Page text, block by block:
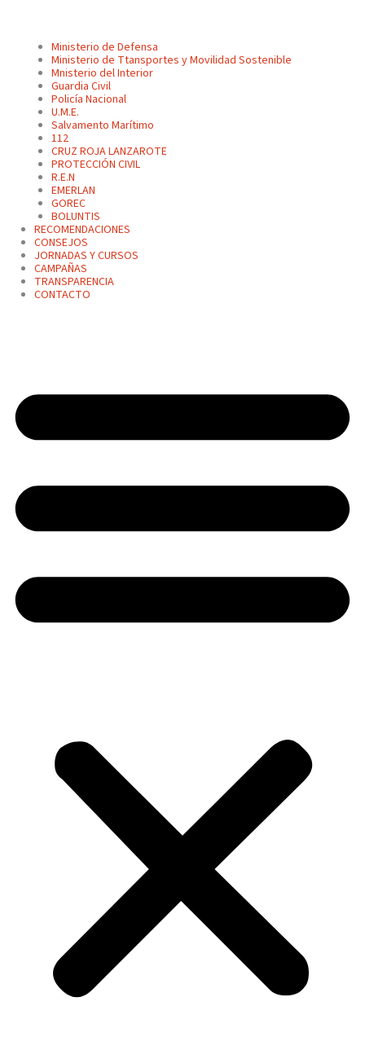
Ministerio de Defensa
Ministerio de Ttansportes y Movilidad Sostenible
Mnisterio del Interior
Guardia Civil
Policía Nacional
U.M.E.
Salvamento Marítimo
112
CRUZ ROJA LANZAROTE
PROTECCIÓN CIVIL
R.E.N
EMERLAN
GOREC
BOLUNTIS
RECOMENDACIONES
CONSEJOS
JORNADAS Y CURSOS
CAMPAÑAS
TRANSPARENCIA
CONTACTO